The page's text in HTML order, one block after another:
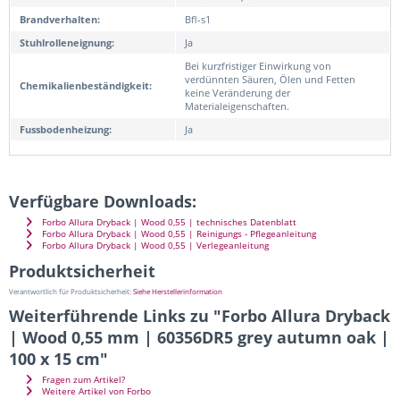
Brandverhalten:
Bfl-s1
Stuhlrolleneignung:
Ja
Chemikalienbeständigkeit:
Bei kurzfristiger Einwirkung von
verdünnten Säuren, Ölen und Fetten
keine Veränderung der
Materialeigenschaften.
Fussbodenheizung:
Ja
Verfügbare Downloads:
Forbo Allura Dryback | Wood 0,55 | technisches Datenblatt
Forbo Allura Dryback | Wood 0,55 | Reinigungs - Pflegeanleitung
Forbo Allura Dryback | Wood 0,55 | Verlegeanleitung
Produktsicherheit
Verantwortlich für Produktsicherheit:Siehe Herstellerinformation
Weiterführende Links zu "Forbo Allura Dryback
| Wood 0,55 mm | 60356DR5 grey autumn oak |
100 x 15 cm"
Fragen zum Artikel?
Weitere Artikel von Forbo